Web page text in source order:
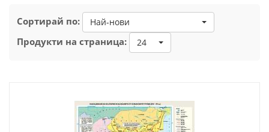
Сортирай по: Най-нови
Продукти на страница: 24